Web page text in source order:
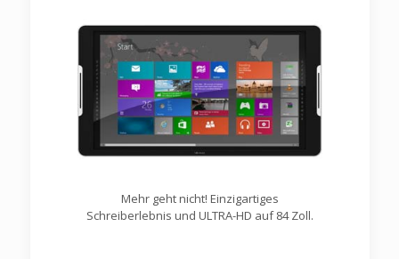
Mehr geht nicht! Einzigartiges
Schreiberlebnis und ULTRA-HD auf 84 Zoll.